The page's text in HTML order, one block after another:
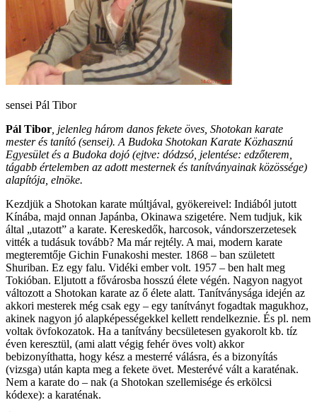
sensei Pál Tibor
Pál Tibor , jelenleg három danos fekete öves, Shotokan karate
mester és tanító (sensei). A Budoka Shotokan Karate Közhasznú
Egyesület és a Budoka dojó (ejtve: dódzsó, jelentése: edzőterem,
tágabb értelemben az adott mesternek és tanítványainak közössége)
alapítója, elnöke.
Kezdjük a Shotokan karate múltjával, gyökereivel: Indiából jutott
Kínába, majd onnan Japánba, Okinawa szigetére. Nem tudjuk, kik
által „utazott” a karate. Kereskedők, harcosok, vándorszerzetesek
vitték a tudásuk tovább? Ma már rejtély. A mai, modern karate
megteremtője Gichin Funakoshi mester. 1868 – ban született
Shuriban. Ez egy falu. Vidéki ember volt. 1957 – ben halt meg
Tokióban. Eljutott a fővárosba hosszú élete végén. Nagyon nagyot
változott a Shotokan karate az ő élete alatt. Tanítványsága idején az
akkori mesterek még csak egy – egy tanítványt fogadtak magukhoz,
akinek nagyon jó alapképességekkel kellett rendelkeznie. És pl. nem
voltak övfokozatok. Ha a tanítvány becsületesen gyakorolt kb. tíz
éven keresztül, (ami alatt végig fehér öves volt) akkor
bebizonyíthatta, hogy kész a mesterré válásra, és a bizonyítás
(vizsga) után kapta meg a fekete övet. Mesterévé vált a karaténak.
Nem a karate do – nak (a Shotokan szellemisége és erkölcsi
kódexe): a karaténak.